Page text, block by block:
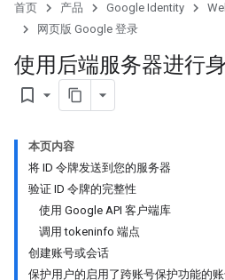
首页 产品 Google Identity
网页版 Google 登录
使用后端服务器进行
bookmark_border
本页内容
将 ID 令牌发送到您的服务器
验证 ID 令牌的完整性
使用 Google API 客户端库
调用 tokeninfo 端点
创建账号或会话
保护用户的启用了跨账号保护功能的